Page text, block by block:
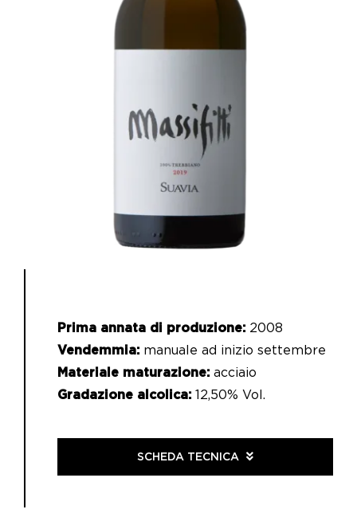
Prima annata di produzione: 2008
Vendemmia: manuale ad inizio settembre
Materiale maturazione: acciaio
Gradazione alcolica: 12,50% Vol.
SCHEDA TECNICA